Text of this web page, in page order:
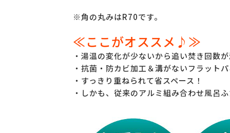
※角の丸みはR70です。
≪ここがオススメ♪≫
・湯温の変化が少ないから追い焚き回数
・抗菌・防カビ加工＆溝がないフラット
・すっきり重ねられて省スペース！
・しかも、従来のアルミ組み合わせ風呂